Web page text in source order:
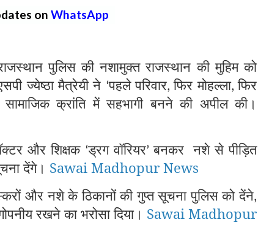
on WhatsApp
पुलिस की नशामुक्त राजस्थान की मुहिम को
ज्येष्ठा मैत्रेयी ने ‘पहले परिवार,फिर मोहल्ला,फिर
क्रांति में सहभागी बनने की अपील की।
और शिक्षक ‘ड्रग वॉरियर’बनकर नशे से पीड़ित
देंगे। Sawai Madhopur News
और नशे के ठिकानों की गुप्त सूचना पुलिस को देंने,
रखने का भरोसा दिया। Sawai Madhopur